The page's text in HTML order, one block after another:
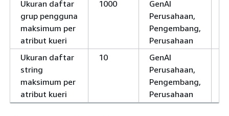
Ukuran daftar
grup pengguna
maksimum per
atribut kueri
1000
GenAI
Perusahaan,
Pengembang,
Perusahaan
Ukuran daftar
string
maksimum per
atribut kueri
10
GenAI
Perusahaan,
Pengembang,
Perusahaan